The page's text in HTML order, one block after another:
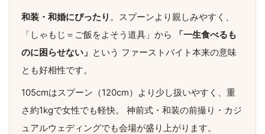
和装・和婚にぴったり 。スプーンより親しみやすく、
「しゃもじ＝ご飯をよそう道具」から
「一生食べるも
のに困らせない」 という ファーストバイト本来の意味
とも好相性です。
105cmはスプーン（120cm）より少し扱いやすく、重
さ約1kgで女性でも軽快。 神前式・和装の前撮り・カジ
ュアルウェディングでも会場が盛り上がります。